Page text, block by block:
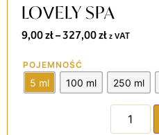
LOVELY SPA
9,00zł–327,00zł z VAT
POJEMNOŚĆ
5 ml 100 ml 250 ml